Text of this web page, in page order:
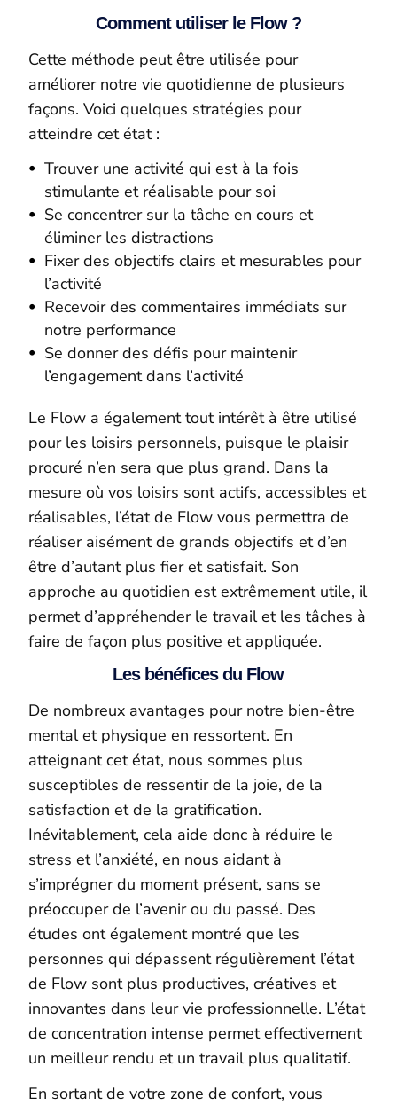
Comment utiliser le Flow ?
Cette méthode peut être utilisée pour
améliorer notre vie quotidienne de plusieurs
façons. Voici quelques stratégies pour
atteindre cet état :
Trouver une activité qui est à la fois
stimulante et réalisable pour soi
Se concentrer sur la tâche en cours et
éliminer les distractions
Fixer des objectifs clairs et mesurables pour
l’activité
Recevoir des commentaires immédiats sur
notre performance
Se donner des défis pour maintenir
l’engagement dans l’activité
Le Flow a également tout intérêt à être utilisé
pour les loisirs personnels, puisque le plaisir
procuré n’en sera que plus grand. Dans la
mesure où vos loisirs sont actifs, accessibles et
réalisables, l’état de Flow vous permettra de
réaliser aisément de grands objectifs et d’en
être d’autant plus fier et satisfait. Son
approche au quotidien est extrêmement utile, il
permet d’appréhender le travail et les tâches à
faire de façon plus positive et appliquée.
Les bénéfices du Flow
De nombreux avantages pour notre bien-être
mental et physique en ressortent. En
atteignant cet état, nous sommes plus
susceptibles de ressentir de la joie, de la
satisfaction et de la gratification.
Inévitablement, cela aide donc à réduire le
stress et l’anxiété, en nous aidant à
s’imprégner du moment présent, sans se
préoccuper de l’avenir ou du passé. Des
études ont également montré que les
personnes qui dépassent régulièrement l’état
de Flow sont plus productives, créatives et
innovantes dans leur vie professionnelle. L’état
de concentration intense permet effectivement
un meilleur rendu et un travail plus qualitatif.
En sortant de votre zone de confort, vous